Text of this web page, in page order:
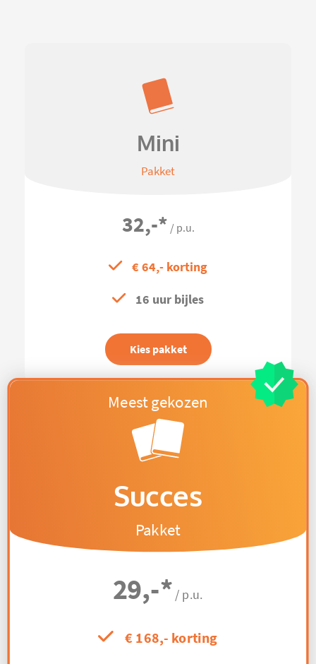
Mini
Pakket
32,-* / p.u.
€ 64,- korting
16 uur bijles
Kies pakket
Succes
Pakket
29,-* / p.u.
€ 168,- korting